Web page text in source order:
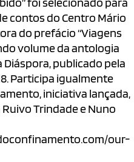
contos do Centro Mário
do prefácio “Viagens
volume da antologia
publicado pela
Participa igualmente
iniciativa lançada,
Ruivo Trindade e Nuno
our-